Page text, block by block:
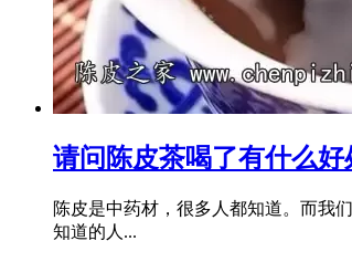
请问陈皮茶喝了有什么好
陈皮是中药材，很多人都知道。而我
知道的人...